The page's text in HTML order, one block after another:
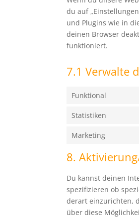
du auf
und Plugins wie in
deinen Browser
funktioniert.
7.1 Verwalte
Funktional
Statistiken
Marketing
8.
Du kannst deinen
spezifizieren ob
derart einzurichten,
über diese